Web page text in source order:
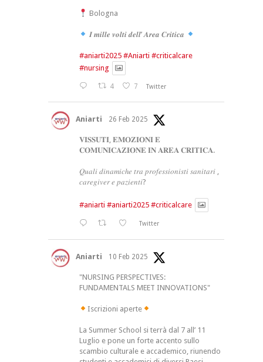
Bologna
𝑰 𝒎𝒊𝒍𝒍𝒆 𝒗𝒐𝒍𝒕𝒊 𝒅𝒆𝒍𝒍’ 𝑨𝒓𝒆𝒂 𝑪𝒓𝒊𝒕𝒊𝒄𝒂
#aniarti2025 #Aniarti #criticalcare
#nursing
4 7 Twitter
Aniarti 26 Feb 2025
𝐕𝐈𝐒𝐒𝐔𝐓𝐈, 𝐄𝐌𝐎𝐙𝐈𝐎𝐍𝐈 𝐄
𝐂𝐎𝐌𝐔𝐍𝐈𝐂𝐀𝐙𝐈𝐎𝐍𝐄 𝐈𝐍 𝐀𝐑𝐄𝐀 𝐂𝐑𝐈𝐓𝐈𝐂𝐀.
𝑄𝑢𝑎𝑙𝑖 𝑑𝑖𝑛𝑎𝑚𝑖𝑐ℎ𝑒 𝑡𝑟𝑎 𝑝𝑟𝑜𝑓𝑒𝑠𝑠𝑖𝑜𝑛𝑖𝑠𝑡𝑖 𝑠𝑎𝑛𝑖𝑡𝑎𝑟𝑖 ,
𝑐𝑎𝑟𝑒𝑔𝑖𝑣𝑒𝑟 𝑒 𝑝𝑎𝑧𝑖𝑒𝑛𝑡𝑖?
#aniarti #aniarti2025 #criticalcare
Twitter
Aniarti 10 Feb 2025
"NURSING PERSPECTIVES:
FUNDAMENTALS MEET INNOVATIONS"
Iscrizioni aperte
La Summer School si terrà dal 7 all’ 11
Luglio e pone un forte accento sullo
scambio culturale e accademico, riunendo